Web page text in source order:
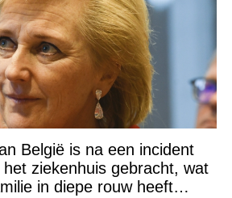
België is na een incident
ziekenhuis gebracht, wat
in diepe rouw heeft